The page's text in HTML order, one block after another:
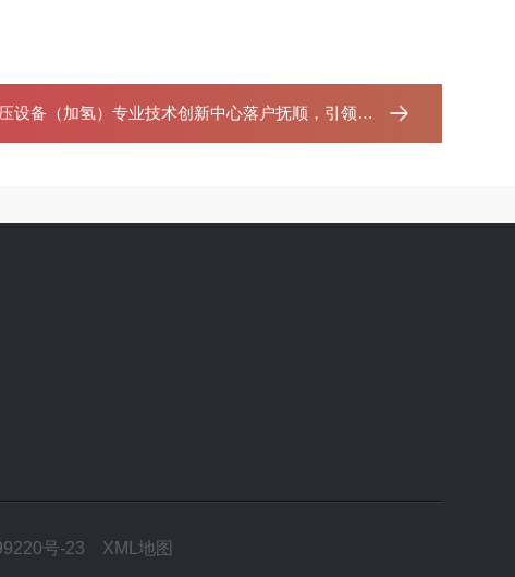
设备（加氢）专业技术创新中心落户抚顺，引领行业发展
号-23 XML地图